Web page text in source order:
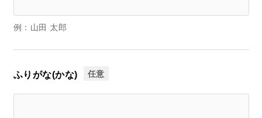
お問い合わせ
例：山田 太郎
ふりがな(かな) 任意